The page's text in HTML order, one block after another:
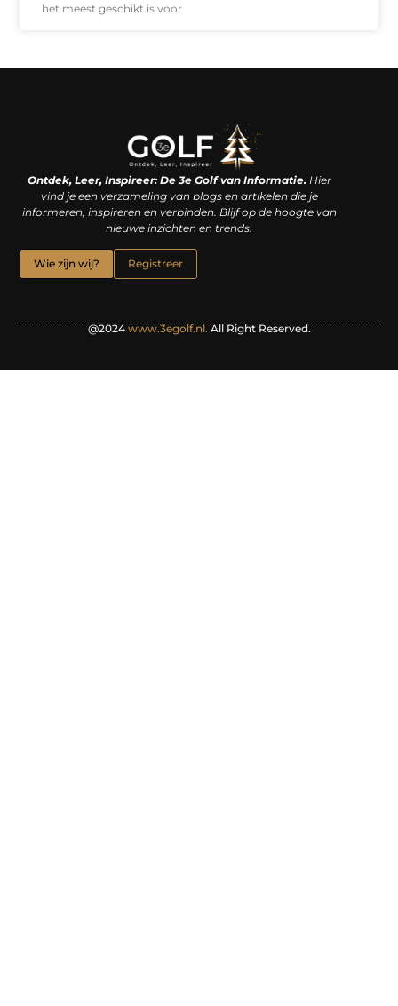
het meest geschikt is voor
Ontdek, Leer, Inspireer: De 3e Golf van Informatie.Hier
vind je een verzameling van blogs en artikelen die je
informeren, inspireren en verbinden. Blijf op de hoogte van
nieuwe inzichten en trends.
Wie zijn wij? Registreer
@2024www.3egolf.nl.All Right Reserved.